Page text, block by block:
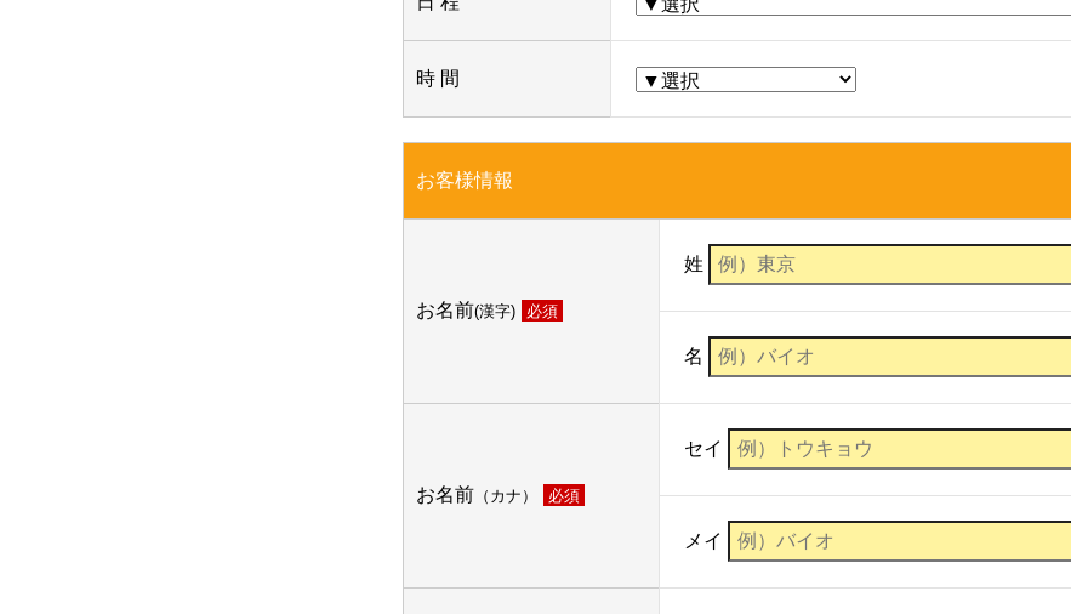
時 間
お客様情報
お名前(漢字) 必須
姓
名
お名前 （カナ） 必須
セイ
メイ